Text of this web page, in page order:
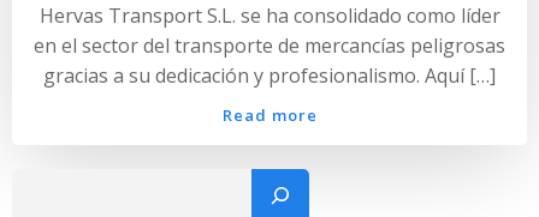
Hervas Transport S.L. se ha consolidado como líder
en el sector del transporte de mercancías peligrosas
gracias a su dedicación y profesionalismo. Aquí […]
Read more